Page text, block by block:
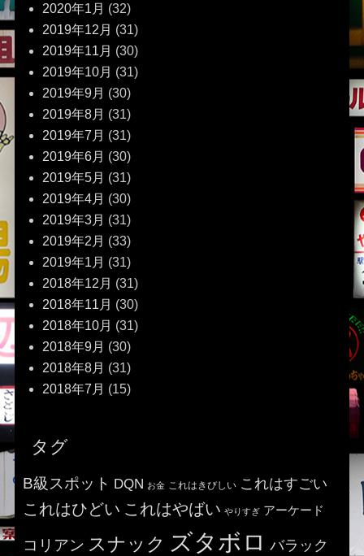
2020年1月 (32)
2019年12月 (31)
2019年11月 (30)
2019年10月 (31)
2019年9月 (30)
2019年8月 (31)
2019年7月 (31)
2019年6月 (30)
2019年5月 (31)
2019年4月 (30)
2019年3月 (31)
2019年2月 (33)
2019年1月 (31)
2018年12月 (31)
2018年11月 (30)
2018年10月 (31)
2018年9月 (30)
2018年8月 (31)
2018年7月 (15)
タグ
B級スポット DQN お金 これはきびしい これはすごい
これはひどい これはやばい やりすぎ アーケード
コリアン スナック ズタボロ バラック